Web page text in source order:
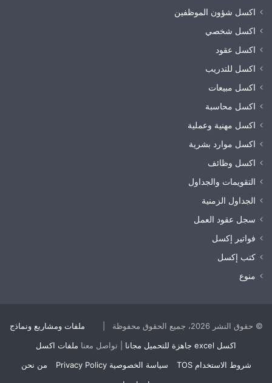
اكسل شؤون الموظفين
اكسل شخصي
اكسل عقود
اكسل للتدريب
اكسل مبيعات
اكسل محاسبة
اكسل مهنية وعملية
اكسل موارد بشرية
اكسل وظائف
التقويمات والجداول
الجداول الزمنية
سجل عقود العمل
فواتير إكسل
كتب إكسل
منوع
© حقوق النشر 2026، جميع الحقوق محفوظة |
ملفات ومشاريع ونماذج
اكسل excel جاهزة للتحميل مجانا
| تواصل معنا ملفات اكسل
شروط الاستخدام TOS
سياسة الخصوصية Privacy Policy
من نحن